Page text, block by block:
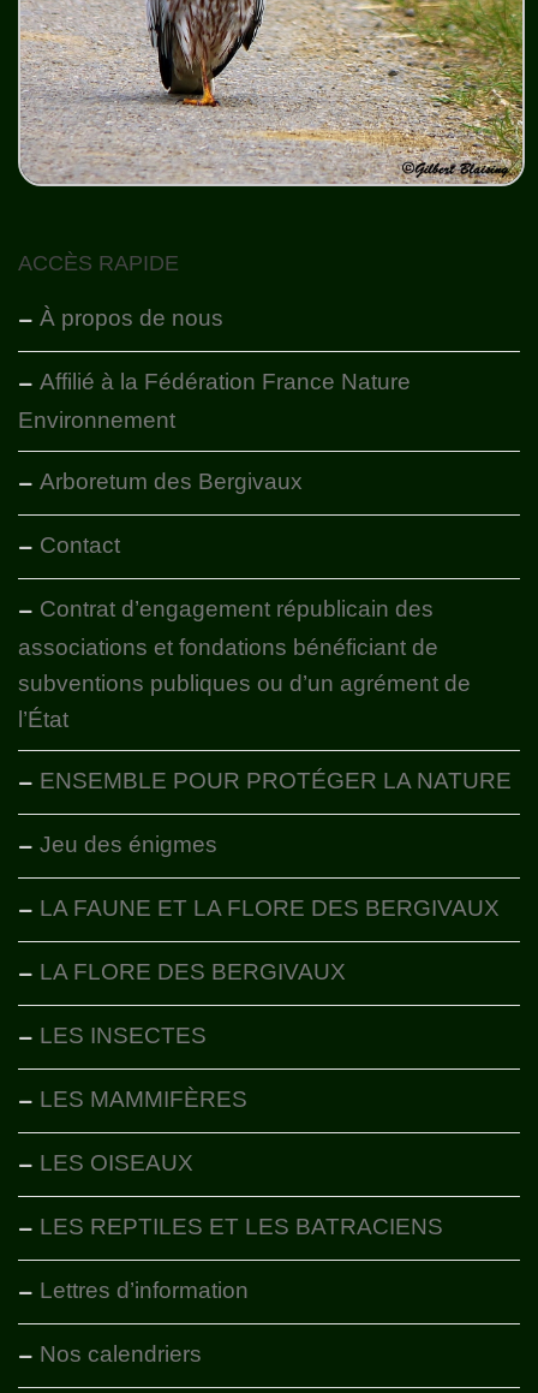
ACCÈS RAPIDE
À propos de nous
Affilié à la Fédération France Nature
Environnement
Arboretum des Bergivaux
Contact
Contrat d’engagement républicain des
associations et fondations bénéficiant de
subventions publiques ou d’un agrément de
l’État
ENSEMBLE POUR PROTÉGER LA NATURE
Jeu des énigmes
LA FAUNE ET LA FLORE DES BERGIVAUX
LA FLORE DES BERGIVAUX
LES INSECTES
LES MAMMIFÈRES
LES OISEAUX
LES REPTILES ET LES BATRACIENS
Lettres d’information
Nos calendriers